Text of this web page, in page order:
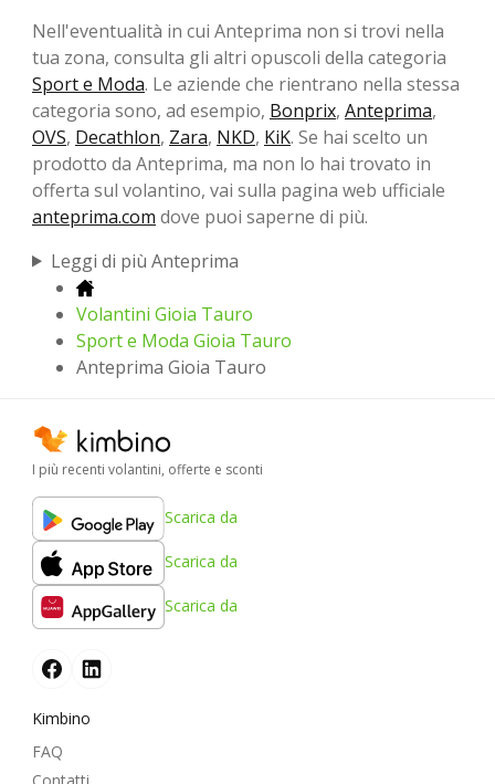
Nell'eventualità in cui Anteprima non si trovi nella
tua zona, consulta gli altri opuscoli della categoria
Sport e Moda. Le aziende che rientrano nella stessa
categoria sono, ad esempio, Bonprix, Anteprima,
OVS, Decathlon, Zara, NKD, KiK. Se hai scelto un
prodotto da Anteprima, ma non lo hai trovato in
offerta sul volantino, vai sulla pagina web ufficiale
anteprima.com dove puoi saperne di più.
Leggi di più Anteprima
Volantini Gioia Tauro
Sport e Moda Gioia Tauro
Anteprima Gioia Tauro
I più recenti volantini, offerte e sconti
Scarica da
Scarica da
Scarica da
Kimbino
FAQ